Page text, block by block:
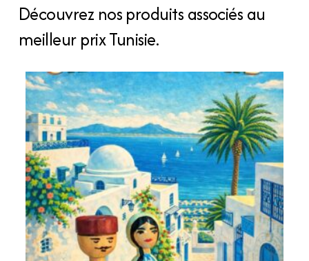
Découvrez nos produits associés au
meilleur prix Tunisie.